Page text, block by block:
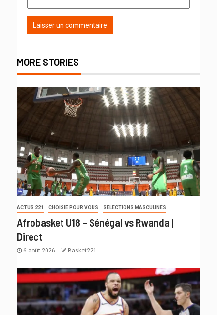
MORE STORIES
ACTUS 221 CHOISIE POUR VOUS SÉLECTIONS MASCULINES
Afrobasket U18 – Sénégal vs Rwanda |
Direct
6 août 2026 Basket221